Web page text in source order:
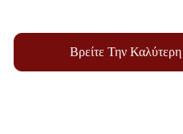
Βρείτε Την